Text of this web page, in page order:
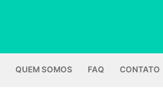
QUEM SOMOS FAQ CONTATO